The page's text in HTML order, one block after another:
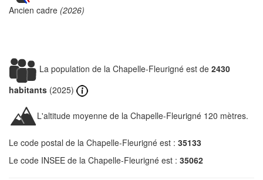
Ancien cadre (2026)
La population de la Chapelle-Fleurigné est de 2430
habitants (2025)
L'altitude moyenne de la Chapelle-Fleurigné 120 mètres.
Le code postal de la Chapelle-Fleurigné est : 35133
Le code INSEE de la Chapelle-Fleurigné est : 35062